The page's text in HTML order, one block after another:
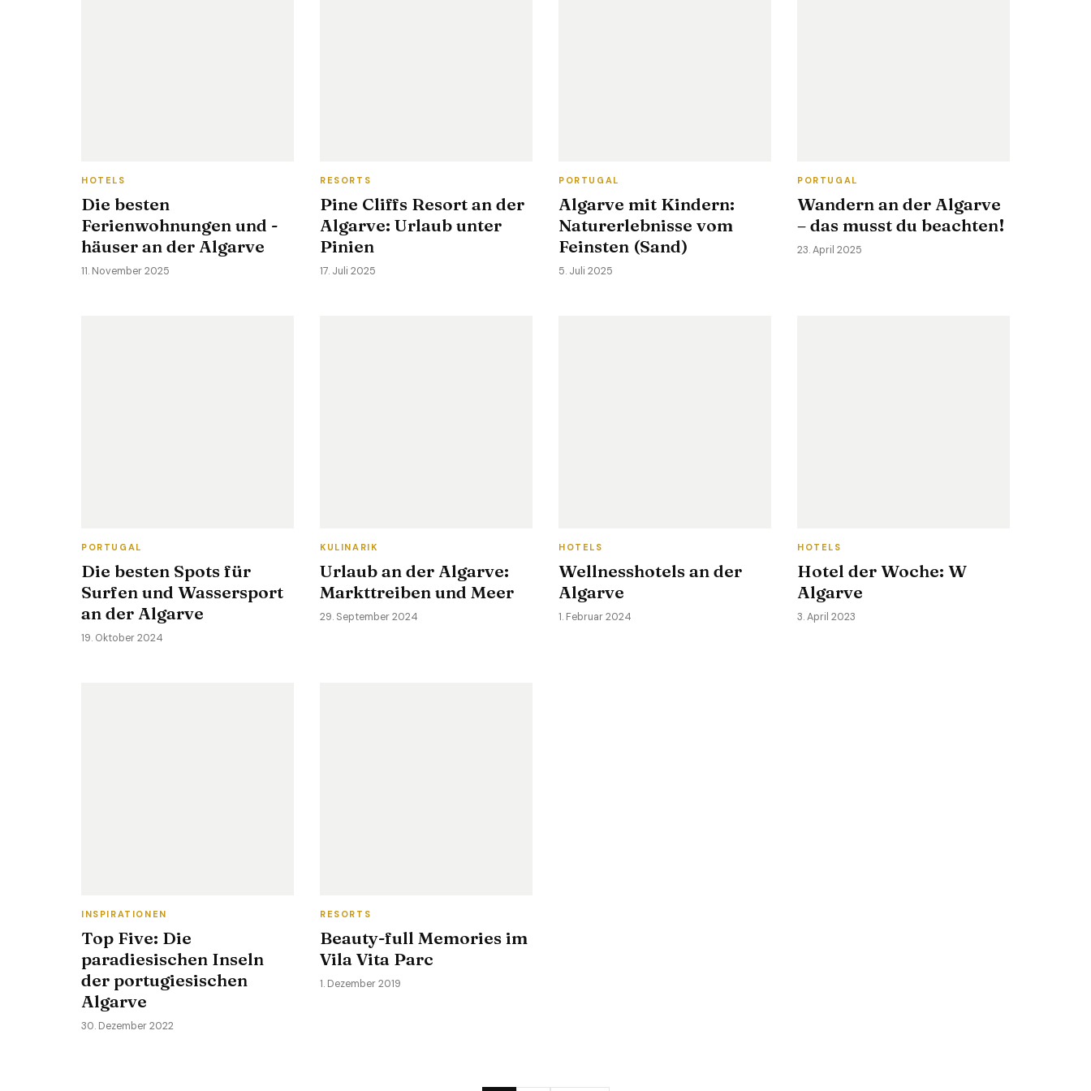
HOTELS
Die besten
Ferienwohnungen und -
häuser an der Algarve
11. November 2025
RESORTS
Pine Cliffs Resort an der
Algarve: Urlaub unter
Pinien
17. Juli 2025
PORTUGAL
Algarve mit Kindern:
Naturerlebnisse vom
Feinsten (Sand)
5. Juli 2025
PORTUGAL
Wandern an der Algarve
– das musst du beachten!
23. April 2025
PORTUGAL
Die besten Spots für
Surfen und Wassersport
an der Algarve
19. Oktober 2024
KULINARIK
Urlaub an der Algarve:
Markttreiben und Meer
29. September 2024
HOTELS
Wellnesshotels an der
Algarve
1. Februar 2024
HOTELS
Hotel der Woche: W
Algarve
3. April 2023
INSPIRATIONEN
Top Five: Die
paradiesischen Inseln
der portugiesischen
Algarve
30. Dezember 2022
RESORTS
Beauty-full Memories im
Vila Vita Parc
1. Dezember 2019